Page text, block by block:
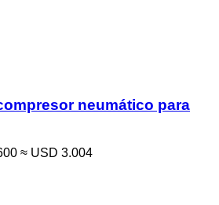
neumático para
≈ USD 3.004